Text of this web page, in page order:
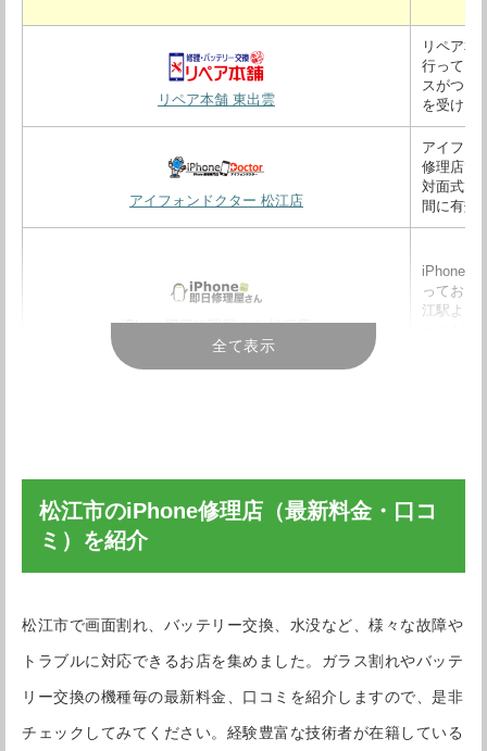
リペア本舗 東出雲
リペア本
行ってい
スがつい
を受ける
アイフォンドクター 松江店
アイフォ
修理店で
対面式で
間に有効
iPhone即日修理屋さん 松江店
iPhone即
っており
江駅より
います。
全て表示
松江市のiPhone修理店（最新料金・口コ
ミ）を紹介
松江市で画面割れ、バッテリー交換、水没など、様々な故障や
トラブルに対応できるお店を集めました。ガラス割れやバッテ
リー交換の機種毎の最新料金、口コミを紹介しますので、是非
チェックしてみてください。経験豊富な技術者が在籍している